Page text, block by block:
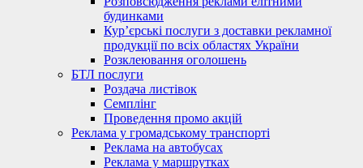
будинками
Кур’єрські послуги з доставки рекламної
продукції по всіх областях України
Розклеювання оголошень
БТЛ послуги
Роздача листівок
Семплінг
Проведення промо акцій
Реклама у громадському транспорті
Реклама на автобусах
Реклама у маршрутках